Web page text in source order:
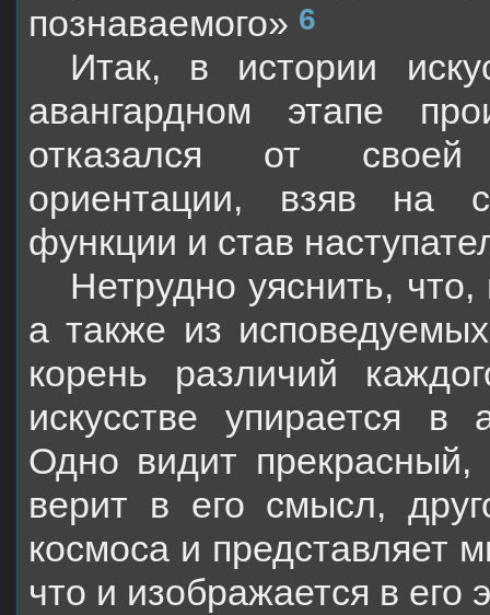
познаваемого» 6
Итак, в истории
авангардном этапе
отказался от своей
ориентации, взяв на
функции и став
Нетрудно уяснить,
а также из
корень различий
искусстве упирается
Одно видит
верит в его смысл,
космоса и представляет
что и изображается в его